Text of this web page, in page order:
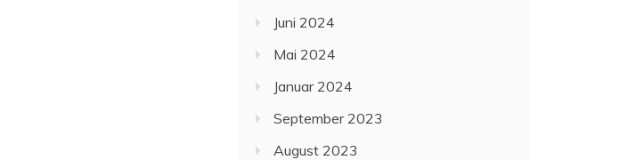
Juni 2024
Mai 2024
Januar 2024
September 2023
August 2023